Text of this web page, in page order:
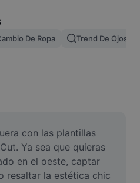
De Ropa Trend De Ojos
con las plantillas
Ya sea que quieras
en el oeste, captar
resaltar la estética chic